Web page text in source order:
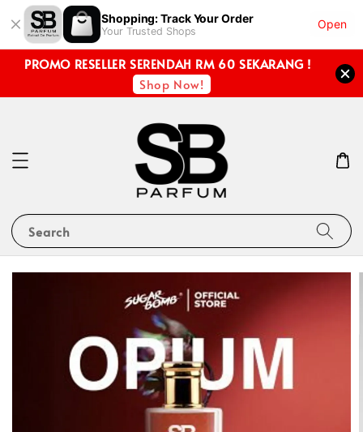
Shopping: Track Your Order
Your Trusted Shops
Open
PROMO RESELLER SERENDAH RM 60 SEKARANG !
Shop Now!
Search